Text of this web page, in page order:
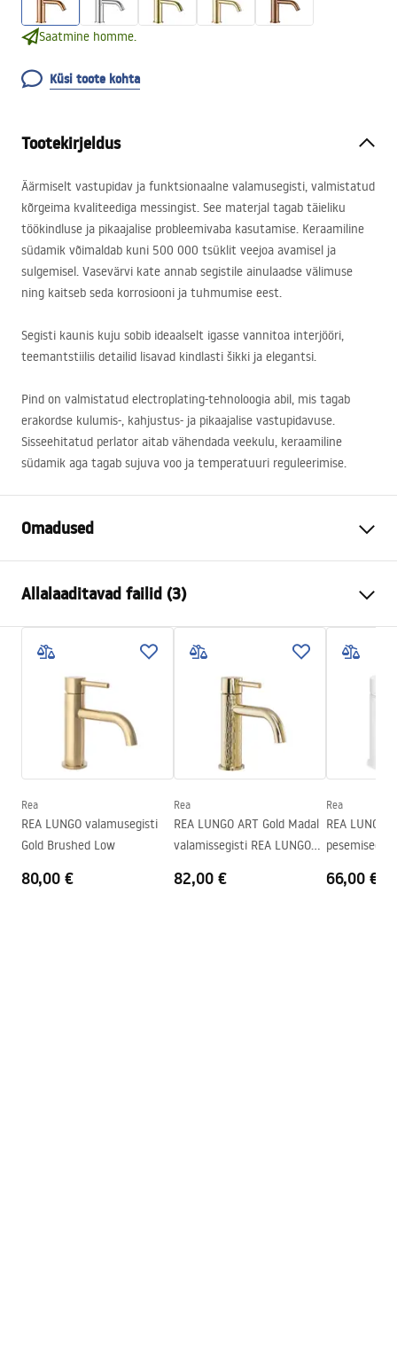
Saatmine homme.
Küsi toote kohta
Tootekirjeldus
Äärmiselt vastupidav ja funktsionaalne valamusegisti, valmistatud
kõrgeima kvaliteediga messingist. See materjal tagab täieliku
töökindluse ja pikaajalise probleemivaba kasutamise. Keraamiline
südamik võimaldab kuni 500 000 tsüklit veejoa avamisel ja
sulgemisel. Vasevärvi kate annab segistile ainulaadse välimuse
ning kaitseb seda korrosiooni ja tuhmumise eest.
Segisti kaunis kuju sobib ideaalselt igasse vannitoa interjööri,
teemantstiilis detailid lisavad kindlasti šikki ja elegantsi.
Pind on valmistatud electroplating-tehnoloogia abil, mis tagab
erakordse kulumis-, kahjustus- ja pikaajalise vastupidavuse.
Sisseehitatud perlator aitab vähendada veekulu, keraamiline
südamik aga tagab sujuva voo ja temperatuuri reguleerimise.
Omadused
Paigaldusviis
Värv
Vask
Vooliku tüüp
Fikseeritud
Materjal
Messing
Väljalaskeava ulatus
100mm
185mm
Kattetehnoloogia
PVD
Ühenduse läbimõõt
Garantii
5 aastat
Allalaaditavad failid (3)
Garantiitingimused
Warranty_Terms_and_Conditions_Faucets_-_5.pdf
Paigaldusjuhend
Safety_Information_Faucets.pdf
Rea
REA LUNGO valamusegisti
Gold Brushed Low
80,00 €
Rea
REA LUNGO ART Gold Madal
valamissegisti REA LUNGO
82,00 €
Rea
REA LUNGO
pesemisega
66,00 €